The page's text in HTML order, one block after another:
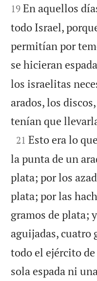
19 En aquellos
todo Israel,
permitían por
se hicieran
los israelitas
arados, los
tenían que

21 Esto era lo
la punta de un
plata; por los
plata; por las
gramos de plata;
aguijadas, cuatro
todo el ejército
sola espada ni